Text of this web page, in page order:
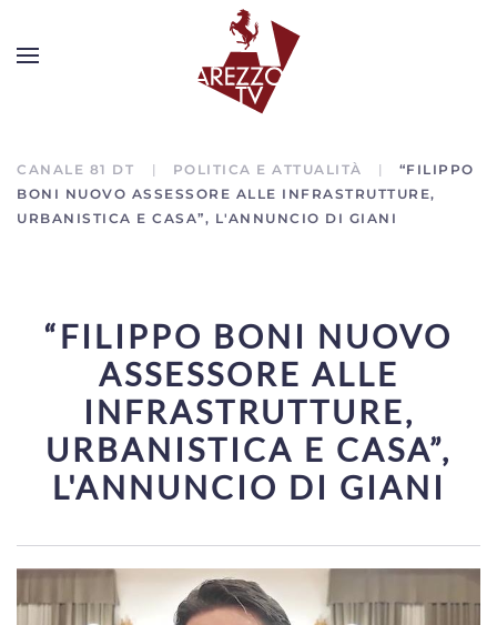
CANALE 81 DT POLITICA E ATTUALITÀ
“FILIPPO
BONI NUOVO ASSESSORE ALLE INFRASTRUTTURE,
URBANISTICA E CASA”, L'ANNUNCIO DI GIANI
“FILIPPO BONI NUOVO
ASSESSORE ALLE
INFRASTRUTTURE,
URBANISTICA E CASA”,
L'ANNUNCIO DI GIANI